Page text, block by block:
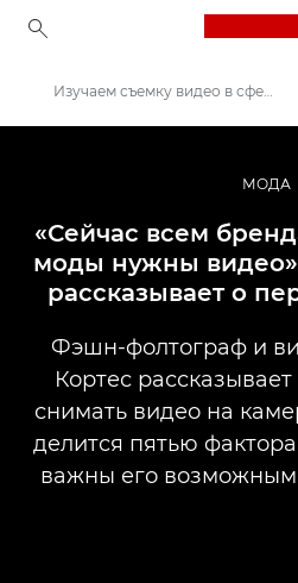
Профессиональные фотографии и видеозаписи
Истории от профессионалов: вдохновляющие идеи для печати, а также фото- и видеосъемки
Изучаем съемку видео в сфере моды
МОДА
«Сейчас всем
моды нужны
рассказывает о
Фэшн-фолтограф и
Кортес
снимать видео на
делится пятью
важны его возможным